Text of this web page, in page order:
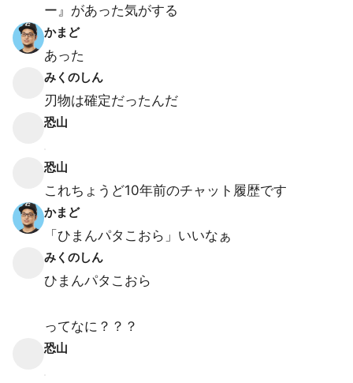
ー』があった気がする
かまど
あった
みくのしん
刃物は確定だったんだ
恐山
恐山
これちょうど10年前のチャット履歴です
かまど
「ひまんパタこおら」いいなぁ
みくのしん
ひまんパタこおら
ってなに？？？
恐山